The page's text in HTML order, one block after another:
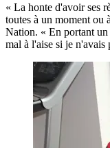
« La honte d'avoir ses
toutes à un moment ou
Nation. « En portant un
mal à l'aise si je n'avais